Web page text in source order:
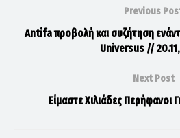
Previous
Antifa προβολή και συζήτηση
Universus //
Next Post
Είμαστε Χιλιάδες Περήφανοι